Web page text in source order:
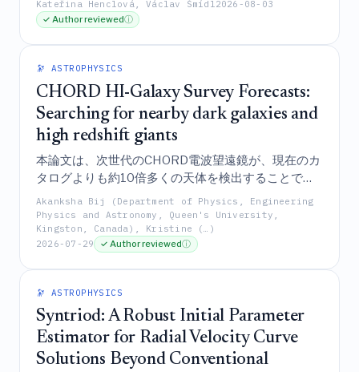
合モデルを利用する変分手法であるGEMSSを紹介し
いる。
Kateřina Henclová, Václav Šmídl2026-08-03
✓ Author reviewedⓘ
🔭 ASTROPHYSICS
CHORD HI-Galaxy Survey Forecasts:
Searching for nearby dark galaxies and
high redshift giants
本論文は、次世代のCHORD電波望遠鏡が、現在のカ
タログよりも約10倍多くの天体を検出することで中
性水素銀河のセンサスに革命をもたらし、サーベイ
を著しく低質量な銀河（
M HI ∼ 10 5.5 M⊙）へと拡
張し、銀河のガス貯蔵庫の進化をより深く理解する
ために数千もの高赤方偏移の巨大銀河を明らかにす
ることを予測している。
Akanksha Bij (Department of Physics, Engineering
Physics and Astronomy, Queen's University,
Kingston, Canada), Kristine (…)
2026-07-29
✓ Author reviewedⓘ
🔭 ASTROPHYSICS
Syntriod: A Robust Initial Parameter
Estimator for Radial Velocity Curve
Solutions Beyond Conventional